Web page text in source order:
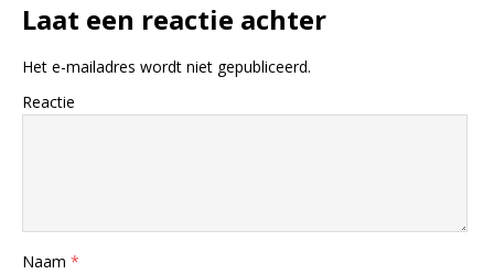
Laat een reactie achter
Het e-mailadres wordt niet gepubliceerd.
Reactie
Naam *